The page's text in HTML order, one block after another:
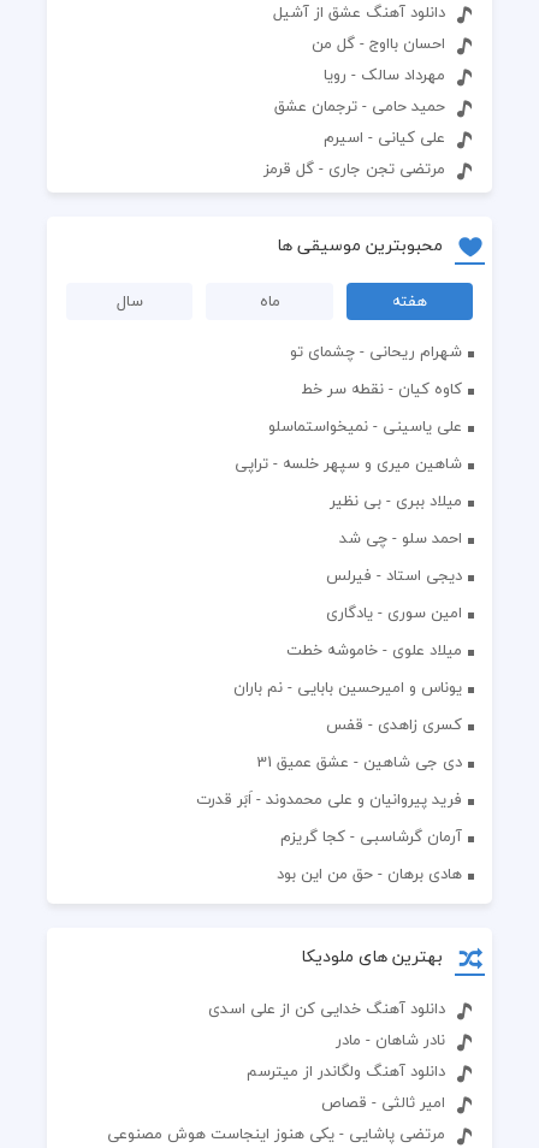
دانلود آهنگ عشق از آشیل
احسان بااوج - گل من
مهرداد سالک - رویا
حمید حامی - ترجمان عشق
علی کیانی - اسیرم
مرتضی تجن جاری - گل قرمز
محبوبترین موسیقی ها
هفته ماه
سال
شهرام ریحانی - چشمای تو
کاوه کیان - نقطه سر خط
علی یاسینی - نمیخواستماسلو
شاهین میری و سپهر خلسه - تراپی
میلاد ببری - بی نظیر
احمد سلو - چی شد
دیجی استاد - فیرلس
امین سوری - یادگاری
میلاد علوی - خاموشه خطت
یوناس و امیرحسین بابایی - نم باران
کسری زاهدی - قفس
دی جی شاهین - عشق عمیق 31
فرید پیروانیان و علی محمدوند - اَبَر قدرت
آرمان گرشاسبی - کجا گریزم
هادی برهان - حق من این بود
بهترین های ملودیکا
دانلود آهنگ خدایی کن از علی اسدی
نادر شاهان - مادر
دانلود آهنگ ولگاندر از میترسم
امیر ثالثی - قصاص
مرتضی پاشایی - یکی هنوز اینجاست هوش مصنوعی